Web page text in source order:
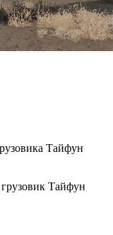
Тайфун
Тайфун